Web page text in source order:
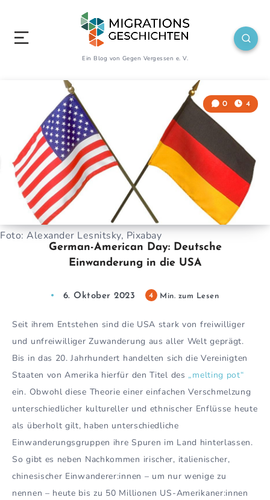
Ein Blog von Gegen Vergessen e. V.
Foto: Alexander Lesnitsky, Pixabay
German-American Day: Deutsche
Einwanderung in die USA
0 4
6. Oktober 2023 4 Min. zum Lesen
Seit ihrem Entstehen sind die USA stark von freiwilliger
und unfreiwilliger Zuwanderung aus aller Welt geprägt.
Bis in das 20. Jahrhundert handelten sich die Vereinigten
Staaten von Amerika hierfür den Titel des „melting pot“
ein. Obwohl diese Theorie einer einfachen Verschmelzung
unterschiedlicher kultureller und ethnischer Enflüsse heute
als überholt gilt, haben unterschiedliche
Einwanderungsgruppen ihre Spuren im Land hinterlassen.
So gibt es neben Nachkommen irischer, italienischer,
chinesischer Einwanderer:innen – um nur wenige zu
nennen – heute bis zu 50 Millionen US-Amerikaner:innen